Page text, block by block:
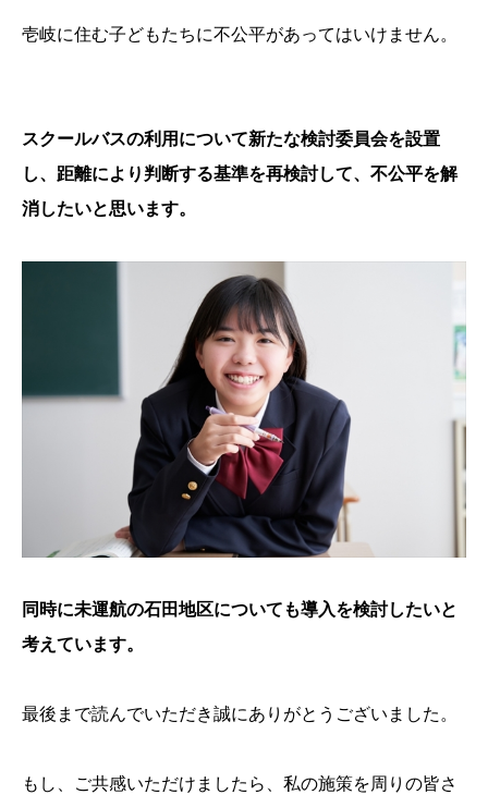
壱岐に住む子どもたちに不公平があってはいけません。
スクールバスの利用について新たな検討委員会を設置
し、距離により判断する基準を再検討して、不公平を解
消したいと思います。
同時に未運航の石田地区についても導入を検討したいと
考えています。
最後まで読んでいただき誠にありがとうございました。
もし、ご共感いただけましたら、私の施策を周りの皆さ